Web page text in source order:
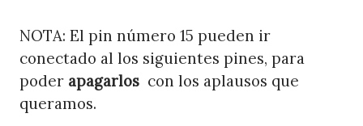
NOTA: El pin número 15 pueden ir
conectado al los siguientes pines, para
poder apagarlos con los aplausos que
queramos.